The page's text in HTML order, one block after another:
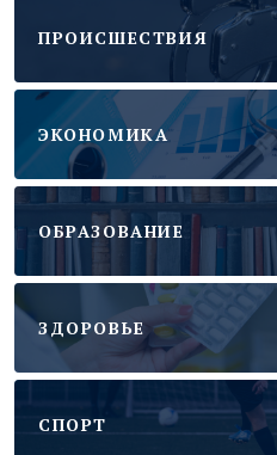
ПРОИСШЕСТВИЯ
ЭКОНОМИКА
ОБРАЗОВАНИЕ
ЗДОРОВЬЕ
CПОРТ